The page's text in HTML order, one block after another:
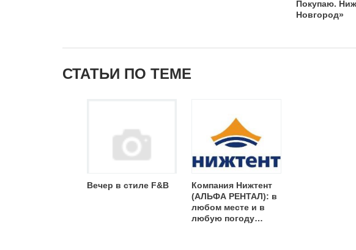
Покупаю.
Новгород»
СТАТЬИ ПО ТЕМЕ
Вечер в стиле F&B
Компания Нижтент
(АЛЬФА РЕНТАЛ): в
любом месте и в
любую погоду…